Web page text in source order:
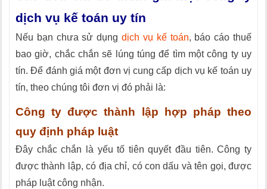
dịch vụ kế toán uy tín
Nếu bạn chưa sử dụngdịch vụ kế toán, báo cáo thuế
bao giờ, chắc chắn sẽ lúng túng để tìm một công ty uy
tín. Để đánh giá một đơn vị cung cấp dịch vụ kế toán uy
tín, theo chúng tôi đơn vị đó phải là:
Công ty được thành lập hợp pháp theo
quy định pháp luật
Đây chắc chắn là yếu tố tiên quyết đầu tiên. Công ty
được thành lập, có địa chỉ, có con dấu và tên gọi, được
pháp luật công nhận.